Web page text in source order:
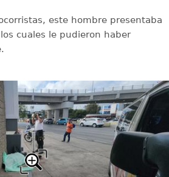
este hombre presentaba
cuales le pudieron haber